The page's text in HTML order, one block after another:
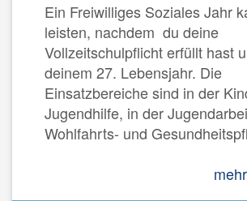
Ein Freiwilliges Soziales Jahr
leisten, nachdem du deine
Vollzeitschulpflicht erfüllt hast
deinem 27. Lebensjahr. Die
Einsatzbereiche sind in der
Jugendhilfe, in der
Wohlfahrts- und